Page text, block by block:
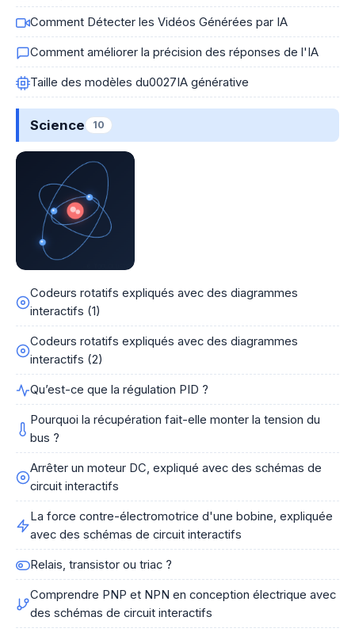
Comment Détecter les Vidéos Générées par IA
Comment améliorer la précision des réponses de l'IA
Taille des modèles du0027IA générative
Science 10
Codeurs rotatifs expliqués avec des diagrammes
interactifs (1)
Codeurs rotatifs expliqués avec des diagrammes
interactifs (2)
Qu’est-ce que la régulation PID ?
Pourquoi la récupération fait-elle monter la tension du
bus ?
Arrêter un moteur DC, expliqué avec des schémas de
circuit interactifs
La force contre-électromotrice d'une bobine, expliquée
avec des schémas de circuit interactifs
Relais, transistor ou triac ?
Comprendre PNP et NPN en conception électrique avec
des schémas de circuit interactifs